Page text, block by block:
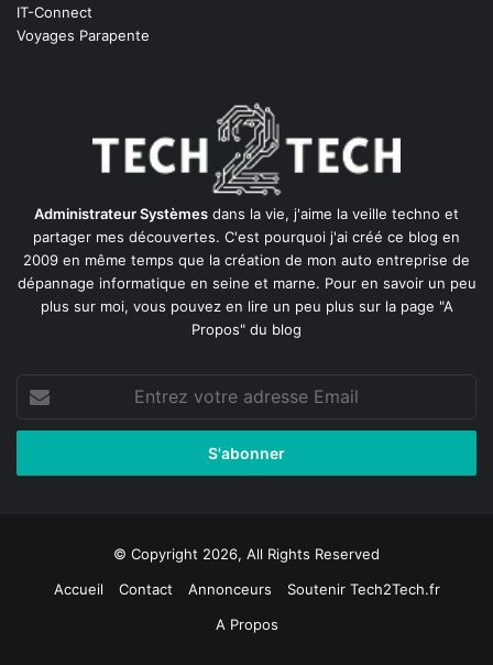
IT-Connect
Voyages Parapente
Administrateur Systèmes dans la vie, j'aime la veille techno et
partager mes découvertes. C'est pourquoi j'ai créé ce blog en
2009 en même temps que la création de mon auto entreprise de
dépannage informatique en seine et marne. Pour en savoir un peu
plus sur moi, vous pouvez en lire un peu plus sur la page "A
Propos" du blog
votre
adresse
© Copyright 2026, All Rights Reserved
Accueil
Contact Annonceurs
Soutenir Tech2Tech.fr
A Propos